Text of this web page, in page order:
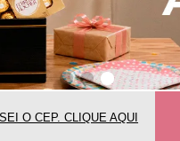
O CEP. CLIQUE AQUI